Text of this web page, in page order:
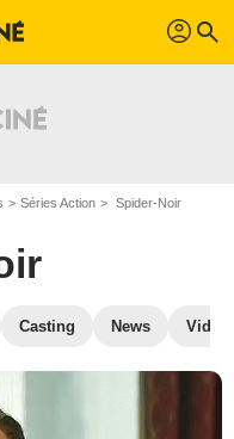
profil search
Séries Action Spider-Noir
Casting News